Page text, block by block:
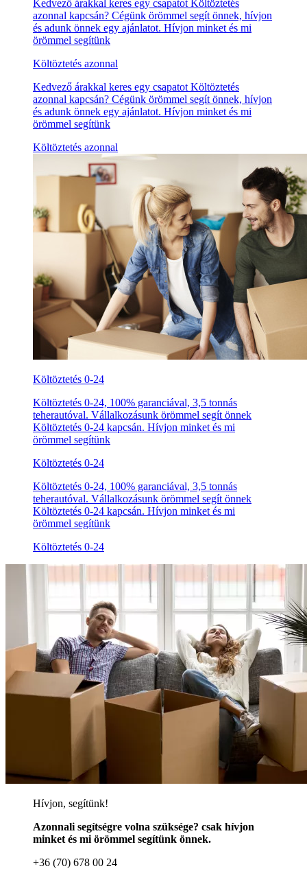
Kedvező árakkal keres egy csapatot Költöztetés
azonnal kapcsán? Cégünk örömmel segít önnek, hívjon
és adunk önnek egy ajánlatot. Hívjon minket és mi
örömmel segítünk
Költöztetés azonnal
Kedvező árakkal keres egy csapatot Költöztetés
azonnal kapcsán? Cégünk örömmel segít önnek, hívjon
és adunk önnek egy ajánlatot. Hívjon minket és mi
örömmel segítünk
Költöztetés azonnal
Költöztetés 0-24
Költöztetés 0-24, 100% garanciával, 3,5 tonnás
teherautóval. Vállalkozásunk örömmel segít önnek
Költöztetés 0-24 kapcsán. Hívjon minket és mi
örömmel segítünk
Költöztetés 0-24
Költöztetés 0-24, 100% garanciával, 3,5 tonnás
teherautóval. Vállalkozásunk örömmel segít önnek
Költöztetés 0-24 kapcsán. Hívjon minket és mi
örömmel segítünk
Költöztetés 0-24
Hívjon, segítünk!
Azonnali segítségre volna szüksége? csak hívjon
minket és mi örömmel segítünk önnek.
+36 (70) 678 00 24